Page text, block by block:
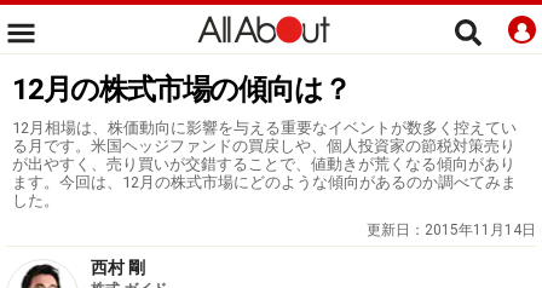
12月の株式市場の傾向は？
12月相場は、株価動向に影響を与える重要なイベントが数多く控えてい
る月です。米国ヘッジファンドの買戻しや、個人投資家の節税対策売り
が出やすく、売り買いが交錯することで、値動きが荒くなる傾向があり
ます。今回は、12月の株式市場にどのような傾向があるのか調べてみま
した。
更新日： 2015年11月14日
西村 剛